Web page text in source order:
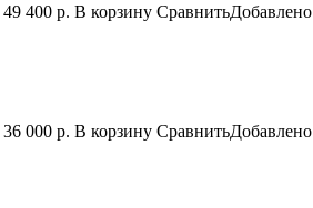
49 400 р. В корзину СравнитьДобавлено
36 000 р. В корзину СравнитьДобавлено